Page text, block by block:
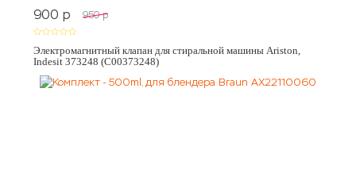
900 p 950 p
Электромагнитный клапан для стиральной машины Ariston,
Indesit 373248 (C00373248)